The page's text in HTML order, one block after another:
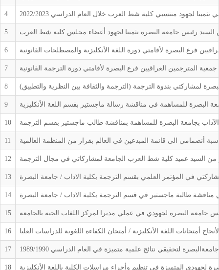
4 لجهود منتسبي كلية شط العرب خلال العام الدراسي 2022/2023
5 رئيس جامعة البصرة تثمينا لجهود أعضاء مجلس كلية شط العرب
6 فرع البصرة لأقامتي دورة اللغة الأنكليزية والمصطلحات القانونية
7 المترجمين العراقيين فرع البصرة لأقامتي دورة الترجمة القانونية
8 لمشاركتي بندوة الترجمة (الترجمة والثقافة بين النظرية والتطبيق)
9 البصرة للمساهمة في مناقشة رسالة ماجستير بقسم اللغة الأنكليزية
10 بجامعة البصرة للمساهمة بمناقشة طالب ماجستير بقسم الترجمة
11
12 السيد عميد كلية شط العرب الجامعة لمشاركاتي في مجال الترجمة
13 في المؤتمر العلمي بقسم الترجمة بكلية الاداب / جامعة البصرة
14 طالبة ماجستير في قسم الترجمة بكلية الاداب / جامعة البصرة
15 جامعة البصرة لجهودي في عملي مديرا لمركز اللغات الحية بالجامعة
16 أمتحانات اللغة الأنكليزية / أمتحان الكفاءة اللغوية للدراسات العليا
17 لتحقيقي نتائج علمية متميزة في العام الدراسي 1989/1990
18 لجهودي المتميزة في تنظيم وأجراء مراسلات الكلية باللغة الأنكليزية